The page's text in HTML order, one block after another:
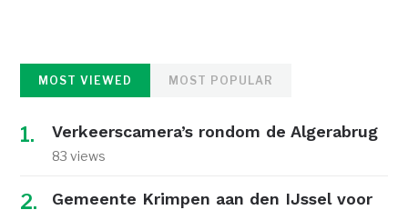
MOST VIEWED MOST POPULAR
Verkeerscamera’s rondom de Algerabrug
83 views
Gemeente Krimpen aan den IJssel voor